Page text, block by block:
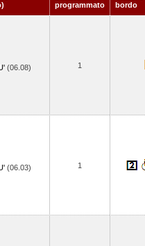
programmato
bordo
(06.08) 1
(06.03) 1